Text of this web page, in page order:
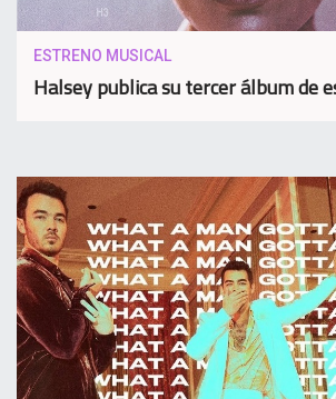
ESTRENO MUSICAL
Halsey publica su tercer álbum de